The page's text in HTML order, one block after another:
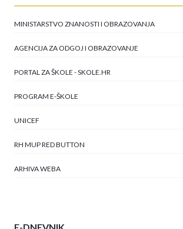
MINISTARSTVO ZNANOSTI I OBRAZOVANJA
AGENCIJA ZA ODGOJ I OBRAZOVANJE
PORTAL ZA ŠKOLE - SKOLE.HR
PROGRAM E-ŠKOLE
UNICEF
RH MUP RED BUTTON
ARHIVA WEBA